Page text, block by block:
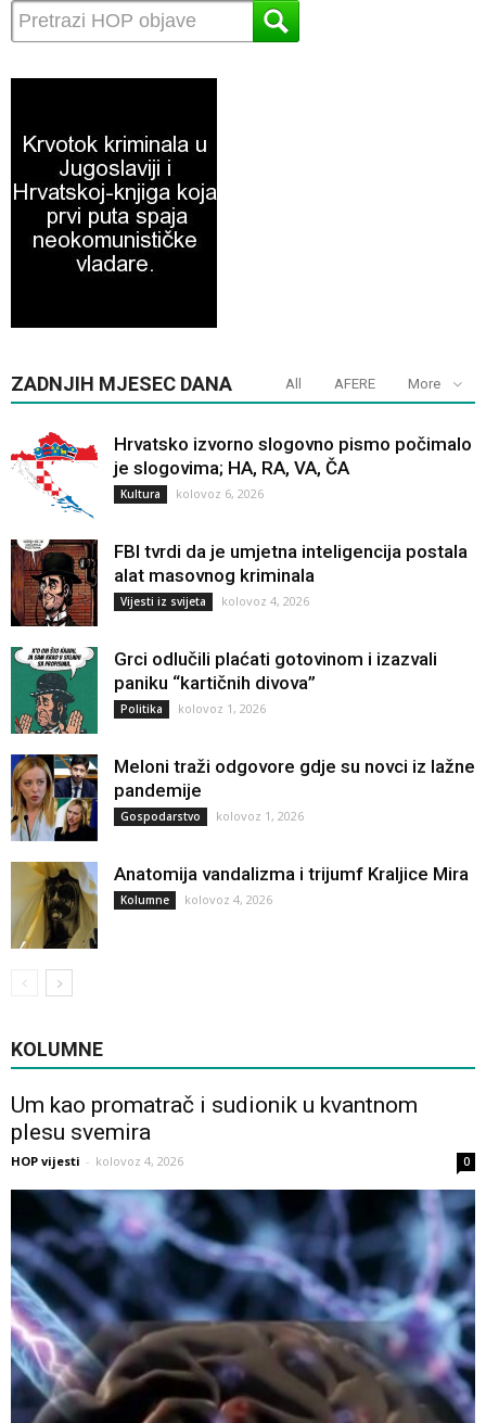
ZADNJIH MJESEC DANA All AFERE More
Hrvatsko izvorno slogovno pismo počimalo
je slogovima; HA, RA, VA, ČA
Kultura kolovoz 6, 2026
FBI tvrdi da je umjetna inteligencija postala
alat masovnog kriminala
Vijesti iz svijeta kolovoz 4, 2026
Grci odlučili plaćati gotovinom i izazvali
paniku “kartičnih divova”
Politika kolovoz 1, 2026
Meloni traži odgovore gdje su novci iz lažne
pandemije
Gospodarstvo kolovoz 1, 2026
Anatomija vandalizma i trijumf Kraljice Mira
Kolumne kolovoz 4, 2026
KOLUMNE
Um kao promatrač i sudionik u kvantnom
plesu svemira
HOP vijesti - kolovoz 4, 2026 0